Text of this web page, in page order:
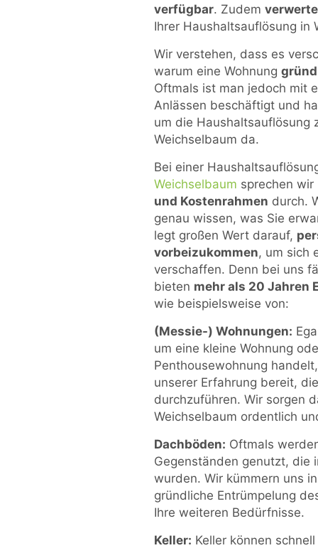
verfügbar. Zudem
Ihrer Haushaltsauflösung in
Wir verstehen, dass es
warum eine Wohnung
Oftmals ist man jedoch mit
Anlässen beschäftigt und
um die Haushaltsauflösung
Weichselbaum da.
Bei einer
Weichselbaum sprechen
und Kostenrahmen durch.
genau wissen, was Sie
legt großen Wert darauf,
vorbeizukommen, um sich
verschaffen. Denn bei uns
bieten mehr als 20 Jahren
wie beispielsweise von:
(Messie-) Wohnungen:
um eine kleine Wohnung
Penthousewohnung
unserer Erfahrung bereit,
durchzuführen. Wir sorgen
Weichselbaum ordentlich
Dachböden: Oftmals
Gegenständen genutzt, die
wurden. Wir kümmern uns
gründliche Entrümpelung
Ihre weiteren Bedürfnisse.
Keller: Keller können